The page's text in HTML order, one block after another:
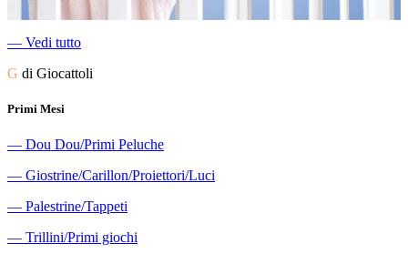
― Vedi tutto
G di Giocattoli
Primi Mesi
― Dou Dou/Primi Peluche
― Giostrine/Carillon/Proiettori/Luci
― Palestrine/Tappeti
― Trillini/Primi giochi